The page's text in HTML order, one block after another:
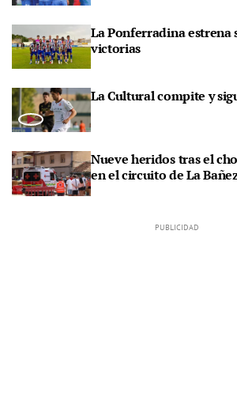
La Ponferradina estrena
victorias
La Cultural compite y
Nueve heridos tras el
en el circuito de La